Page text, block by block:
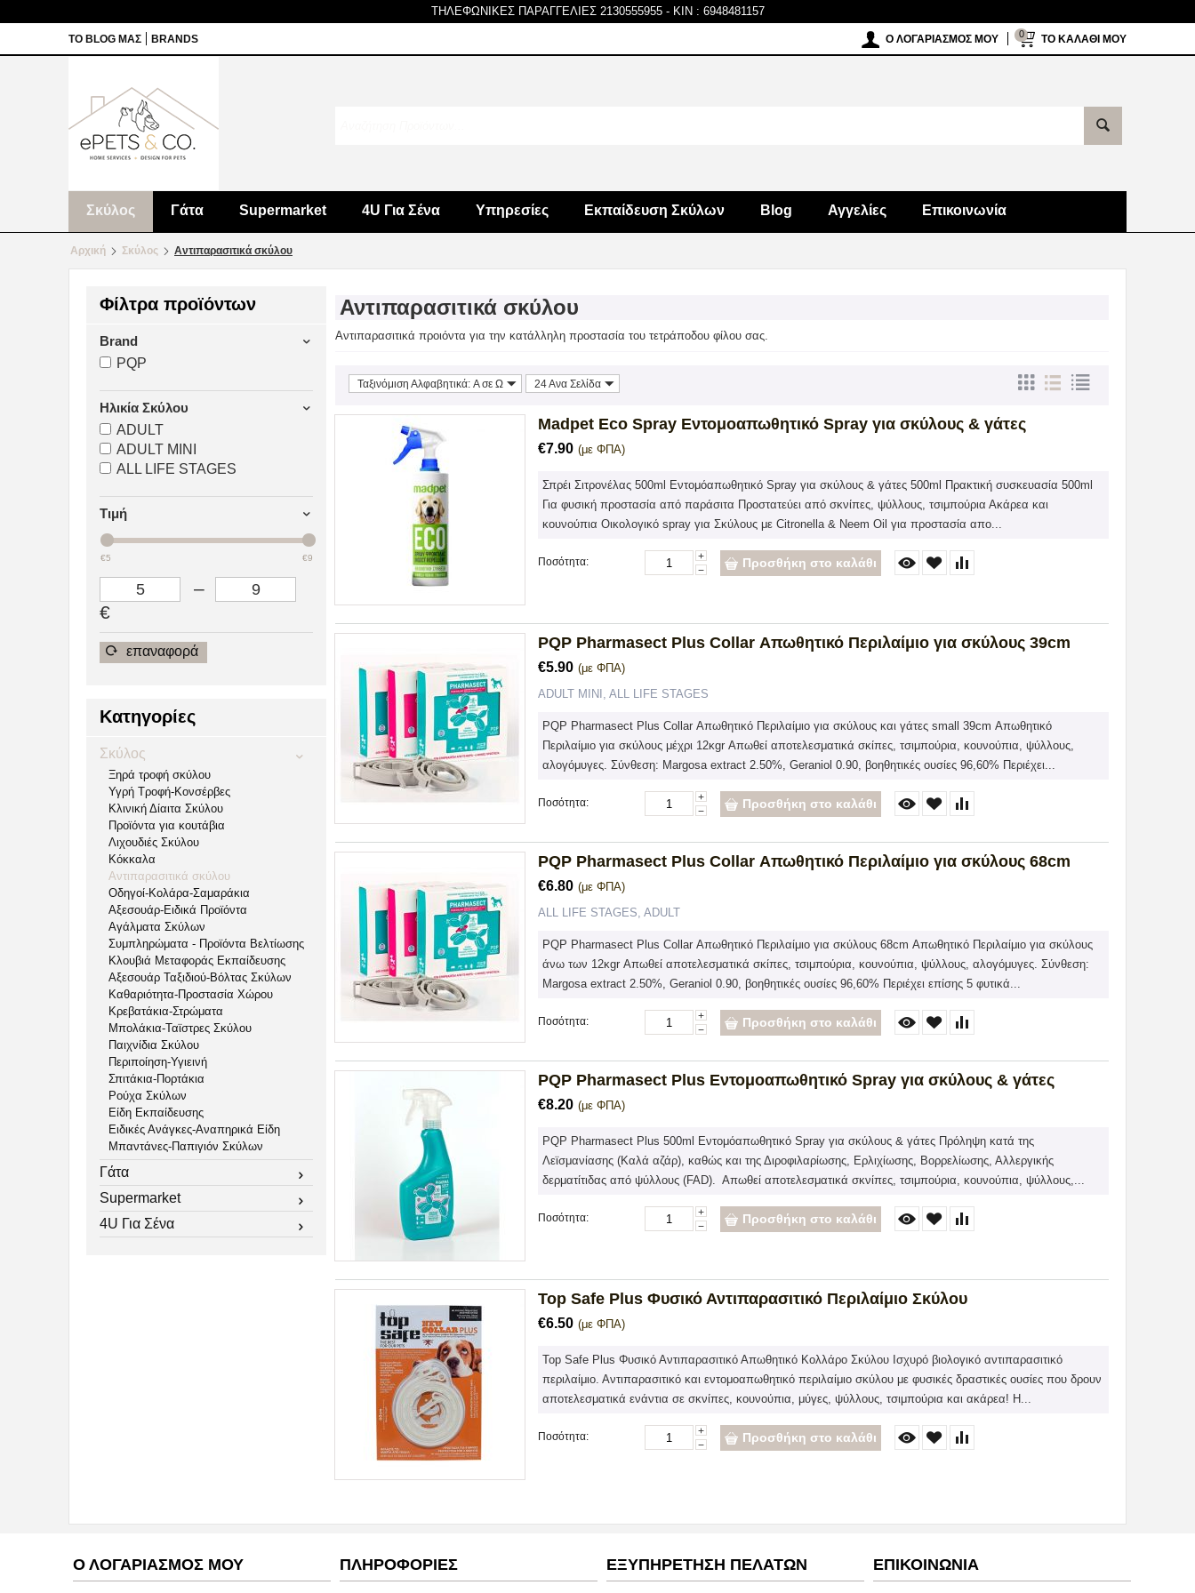
ΤΗΛΕΦΩΝΙΚΕΣ ΠΑΡΑΓΓΕΛΙΕΣ 2130555955- KIN : 6948481157
ΤΟ BLOG ΜΑΣ BRANDS ΤΟ ΚΑΛΆΘΙ ΜΟΥ
0
Ο ΛΟΓΑΡΙΑΣΜΌΣ ΜΟΥ
Σκύλος Γάτα Supermarket 4U Για Σένα Υπηρεσίες Εκπαίδευση Σκύλων Blog Αγγελίες Επικοινωνία
Αρχική Σκύλος Αντιπαρασιτικά σκύλου
Φίλτρα προϊόντων
Brand
PQP
Ηλικία Σκύλου
ADULT
ADULT MINI
ALL LIFE STAGES
Τιμή
€5 €9
–
€
επαναφορά
Κατηγορίες
Σκύλος
Ξηρά τροφή σκύλου
Υγρή Τροφή-Κονσέρβες
Κλινική Δίαιτα Σκύλου
Προϊόντα για κουτάβια
Λιχουδιές Σκύλου
Κόκκαλα
Αντιπαρασιτικά σκύλου
Οδηγοί-Κολάρα-Σαμαράκια
Αξεσουάρ-Ειδικά Προϊόντα
Αγάλματα Σκύλων
Συμπληρώματα - Προϊόντα Βελτίωσης
Κλουβιά Μεταφοράς Εκπαίδευσης
Αξεσουάρ Ταξιδιού-Βόλτας Σκύλων
Καθαριότητα-Προστασία Χώρου
Κρεβατάκια-Στρώματα
Μπολάκια-Ταϊστρες Σκύλου
Παιχνίδια Σκύλου
Περιποίηση-Υγιεινή
Σπιτάκια-Πορτάκια
Ρούχα Σκύλων
Είδη Εκπαίδευσης
Ειδικές Ανάγκες-Αναπηρικά Είδη
Μπαντάνες-Παπιγιόν Σκύλων
Γάτα
Supermarket
4U Για Σένα
Αντιπαρασιτικά σκύλου
Αντιπαρασιτικά προιόντα για την κατάλληλη προστασία του τετράποδου φίλου σας.
Ταξινόμιση Αλφαβητικά: A σε Ω 24 Ανα Σελίδα
Madpet Eco Spray Εντομοαπωθητικό Spray για σκύλους & γάτες
€7.90 (με ΦΠΑ)
Σπρέι Σιτρονέλας 500ml Εντομόαπωθητικό Spray για σκύλους & γάτες 500ml Πρακτική συσκευασία 500ml
Για φυσική προστασία από παράσιτα Προστατεύει από σκνίπες, ψύλλους, τσιμπούρια Ακάρεα και
κουνούπια Οικολογικό spray για Σκύλους με Citronella & Neem Oil για προστασία απο...
Ποσότητα:
+
−
Προσθήκη στο καλάθι
PQP Pharmasect Plus Collar Απωθητικό Περιλαίμιο για σκύλους 39cm
€5.90 (με ΦΠΑ)
ADULT MINI, ALL LIFE STAGES
PQP Pharmasect Plus Collar Απωθητικό Περιλαίμιο για σκύλους και γάτες small 39cm Απωθητικό
Περιλαίμιο για σκύλους μέχρι 12κgr Απωθεί αποτελεσματικά σκίπες, τσιμπούρια, κουνούπια, ψύλλους,
αλογόμυγες. Σύνθεση: Margosa extract 2.50%, Geraniol 0.90, βοηθητικές ουσίες 96,60% Περιέχει...
Ποσότητα:
+
−
Προσθήκη στο καλάθι
PQP Pharmasect Plus Collar Απωθητικό Περιλαίμιο για σκύλους 68cm
€6.80 (με ΦΠΑ)
ALL LIFE STAGES, ADULT
PQP Pharmasect Plus Collar Απωθητικό Περιλαίμιο για σκύλους 68cm Απωθητικό Περιλαίμιο για σκύλους
άνω των 12κgr Απωθεί αποτελεσματικά σκίπες, τσιμπούρια, κουνούπια, ψύλλους, αλογόμυγες. Σύνθεση:
Margosa extract 2.50%, Geraniol 0.90, βοηθητικές ουσίες 96,60% Περιέχει επίσης 5 φυτικά...
Ποσότητα:
+
−
Προσθήκη στο καλάθι
PQP Pharmasect Plus Εντομοαπωθητικό Spray για σκύλους & γάτες
€8.20 (με ΦΠΑ)
PQP Pharmasect Plus 500ml Εντομόαπωθητικό Spray για σκύλους & γάτες Πρόληψη κατά της
Λεϊσμανίασης (Καλά αζάρ), καθώς και της Διροφιλαρίωσης, Ερλιχίωσης, Βορρελίωσης, Αλλεργικής
δερματίτιδας από ψύλλους (FAD). Απωθεί αποτελεσματικά σκνίπες, τσιμπούρια, κουνούπια, ψύλλους,...
Ποσότητα:
+
−
Προσθήκη στο καλάθι
Top Safe Plus Φυσικό Αντιπαρασιτικό Περιλαίμιο Σκύλου
€6.50 (με ΦΠΑ)
Top Safe Plus Φυσικό Αντιπαρασιτικό Απωθητικό Κολλάρο Σκύλου Ισχυρό βιολογικό αντιπαρασιτικό
περιλαίμιο. Αντιπαρασιτικό και εντομοαπωθητικό περιλαίμιο σκύλου με φυσικές δραστικές ουσίες που δρουν
αποτελεσματικά ενάντια σε σκνίπες, κουνούπια, μύγες, ψύλλους, τσιμπούρια και ακάρεα! Η...
Ποσότητα:
+
−
Προσθήκη στο καλάθι
Ο ΛΟΓΑΡΙΑΣΜΟΣ ΜΟΥ ΠΛΗΡΟΦΟΡΙΕΣ ΕΞΥΠΗΡΕΤΗΣΗ ΠΕΛΑΤΩΝ ΕΠΙΚΟΙΝΩΝΙΑ